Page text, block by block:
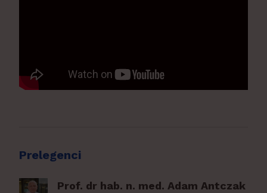
Prelegenci
Prof. dr hab. n. med. Adam Antczak